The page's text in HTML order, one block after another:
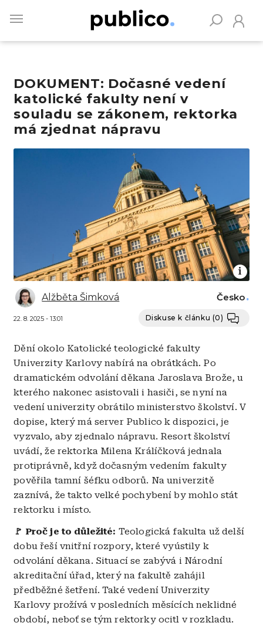
main
DOKUMENT: Dočasné vedení
katolické fakulty není v
souladu se zákonem, rektorka
má zjednat nápravu
Obrázek
Alžběta Šimková
22. 8. 2025 - 13:01
Česko
Diskuse k článku (0)
Dění okolo Katolické teologické fakulty
Univerzity Karlovy nabírá na obrátkách. Po
dramatickém odvolání děkana Jaroslava Brože, u
kterého nakonec asistovali i hasiči, se nyní na
vedení univerzity obrátilo ministerstvo školství. V
dopise, který má server Publico k dispozici, je
vyzvalo, aby zjednalo nápravu. Resort školství
uvádí, že rektorka Milena Králíčková jednala
protiprávně, když dočasným vedením fakulty
pověřila tamní šéfku odborů. Na univerzitě
zaznívá, že takto velké pochybení by mohlo stát
rektorku i místo.
🚩 Proč je to důležité: Teologická fakulta už delší
dobu řeší vnitřní rozpory, které vyústily k
odvolání děkana. Situací se zabývá i Národní
akreditační úřad, který na fakultě zahájil
předběžné šetření. Také vedení Univerzity
Karlovy prožívá v posledních měsících neklidné
období, neboť se tým rektorky ocitl v rozkladu.
Vyhledávejte na Publiku